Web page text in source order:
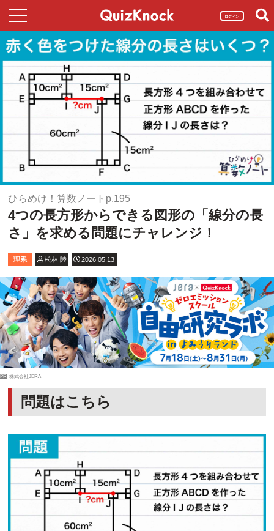
ログイン
ひらめけ！算数ノートp.195
4つの長方形からできる図形の「線分の長
さ」を求める問題にチャレンジ！
理系 松林 陸 2026.05.13
PR 株式会社JERA
問題はこちら